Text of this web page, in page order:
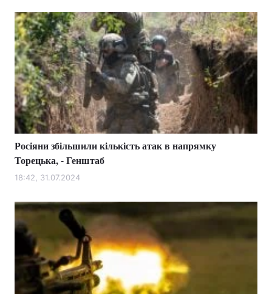
Росіяни збільшили кількість атак в напрямку
Торецька, - Генштаб
18:42, 31.07.2024